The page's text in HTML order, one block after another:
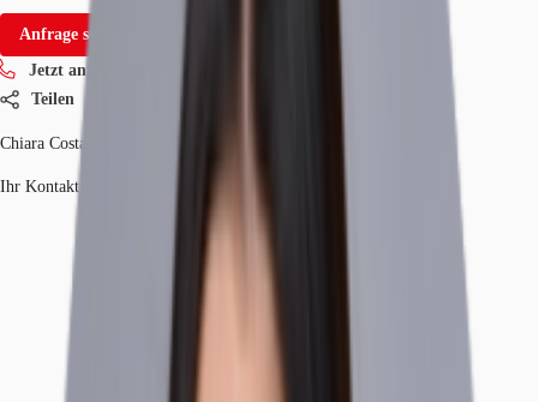
Anfrage senden
Jetzt anrufen
Teilen
Chiara Costa Jacinto
Ihr Kontakt